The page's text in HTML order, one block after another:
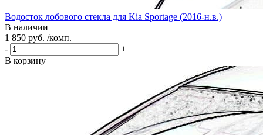
Водосток лобового стекла для Kia Sportage (2016-н.в.)
В наличии
1 850 руб. /комп.
-
+
В корзину